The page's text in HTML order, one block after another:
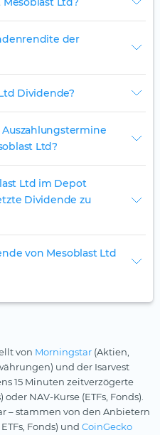
der
Dividende?
Ltd?
Ltd im Depot
Dividende zu
von Mesoblast Ltd
von Morningstar (Aktien,
und der Isarvest
15 Minuten zeitverzögerte
NAV-Kurse (ETFs, Fonds).
– stammen von den Anbietern
Fonds) und CoinGecko